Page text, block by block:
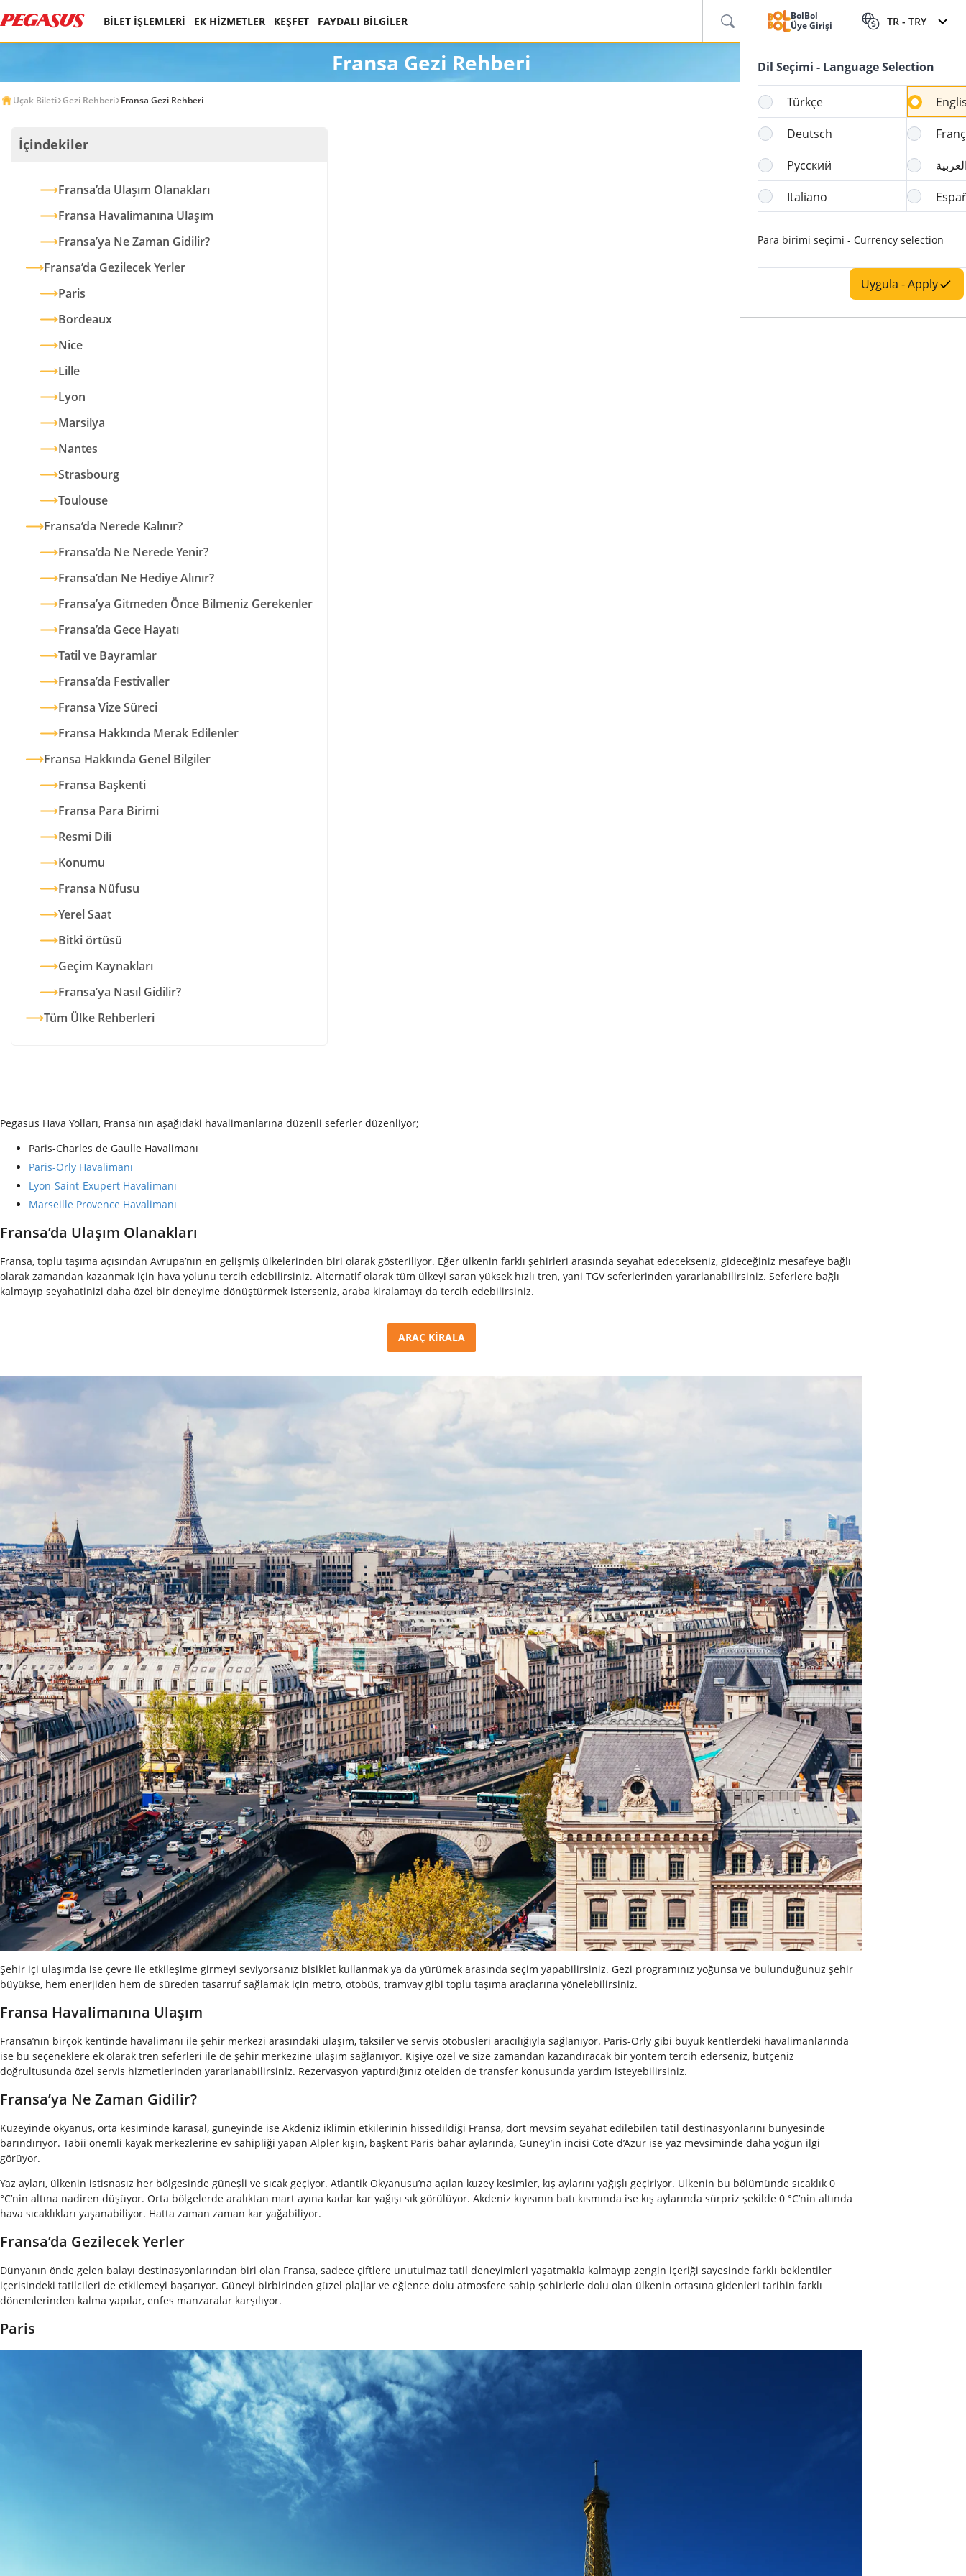
BİLET İŞLEMLERİ EK HİZMETLER KEŞFET FAYDALI BİLGİLER
BolBol
Üye Girişi
TR - TRY
Dil Seçimi - Language Selection
Türkçe
Deutsch
Русский
Italiano
Para birimi seçimi - Currency selection
Uygula - Apply
Fransa Gezi Rehberi
Uçak Bileti Gezi Rehberi Fransa Gezi Rehberi
İçindekiler
Fransa’da Ulaşım Olanakları
Fransa Havalimanına Ulaşım
Fransa’ya Ne Zaman Gidilir?
Fransa’da Gezilecek Yerler
Paris
Bordeaux
Nice
Lille
Lyon
Marsilya
Nantes
Strasbourg
Toulouse
Fransa’da Nerede Kalınır?
Fransa’da Ne Nerede Yenir?
Fransa’dan Ne Hediye Alınır?
Fransa’ya Gitmeden Önce Bilmeniz Gerekenler
Fransa’da Gece Hayatı
Tatil ve Bayramlar
Fransa’da Festivaller
Fransa Vize Süreci
Fransa Hakkında Merak Edilenler
Fransa Hakkında Genel Bilgiler
Fransa Başkenti
Fransa Para Birimi
Resmi Dili
Konumu
Fransa Nüfusu
Yerel Saat
Bitki örtüsü
Geçim Kaynakları
Fransa’ya Nasıl Gidilir?
Tüm Ülke Rehberleri
Pegasus Hava Yolları, Fransa'nın aşağıdaki havalimanlarına düzenli seferler düzenliyor;
Paris-Charles de Gaulle Havalimanı
Paris-Orly Havalimanı
Lyon-Saint-Exupert Havalimanı
Marseille Provence Havalimanı
Fransa’da Ulaşım Olanakları
Fransa, toplu taşıma açısından Avrupa’nın en gelişmiş ülkelerinden biri olarak gösteriliyor. Eğer ülkenin farklı şehirleri arasında seyahat edecekseniz, gideceğiniz mesafeye bağlı
olarak zamandan kazanmak için hava yolunu tercih edebilirsiniz. Alternatif olarak tüm ülkeyi saran yüksek hızlı tren, yani TGV seferlerinden yararlanabilirsiniz. Seferlere bağlı
kalmayıp seyahatinizi daha özel bir deneyime dönüştürmek isterseniz, araba kiralamayı da tercih edebilirsiniz.
ARAÇ KİRALA
Şehir içi ulaşımda ise çevre ile etkileşime girmeyi seviyorsanız bisiklet kullanmak ya da yürümek arasında seçim yapabilirsiniz. Gezi programınız yoğunsa ve bulunduğunuz şehir
büyükse, hem enerjiden hem de süreden tasarruf sağlamak için metro, otobüs, tramvay gibi toplu taşıma araçlarına yönelebilirsiniz.
Fransa Havalimanına Ulaşım
Fransa’nın birçok kentinde havalimanı ile şehir merkezi arasındaki ulaşım, taksiler ve servis otobüsleri aracılığıyla sağlanıyor. Paris-Orly gibi büyük kentlerdeki havalimanlarında
ise bu seçeneklere ek olarak tren seferleri ile de şehir merkezine ulaşım sağlanıyor. Kişiye özel ve size zamandan kazandıracak bir yöntem tercih ederseniz, bütçeniz
doğrultusunda özel servis hizmetlerinden yararlanabilirsiniz. Rezervasyon yaptırdığınız otelden de transfer konusunda yardım isteyebilirsiniz.
Fransa’ya Ne Zaman Gidilir?
Kuzeyinde okyanus, orta kesiminde karasal, güneyinde ise Akdeniz iklimin etkilerinin hissedildiği Fransa, dört mevsim seyahat edilebilen tatil destinasyonlarını bünyesinde
barındırıyor. Tabii önemli kayak merkezlerine ev sahipliği yapan Alpler kışın, başkent Paris bahar aylarında, Güney’in incisi Cote d’Azur ise yaz mevsiminde daha yoğun ilgi
görüyor.
Yaz ayları, ülkenin istisnasız her bölgesinde güneşli ve sıcak geçiyor. Atlantik Okyanusu’na açılan kuzey kesimler, kış aylarını yağışlı geçiriyor. Ülkenin bu bölümünde sıcaklık 0
°C’nin altına nadiren düşüyor. Orta bölgelerde aralıktan mart ayına kadar kar yağışı sık görülüyor. Akdeniz kıyısının batı kısmında ise kış aylarında sürpriz şekilde 0 °C’nin altında
hava sıcaklıkları yaşanabiliyor. Hatta zaman zaman kar yağabiliyor.
Fransa’da Gezilecek Yerler
Dünyanın önde gelen balayı destinasyonlarından biri olan Fransa, sadece çiftlere unutulmaz tatil deneyimleri yaşatmakla kalmayıp zengin içeriği sayesinde farklı beklentiler
içerisindeki tatilcileri de etkilemeyi başarıyor. Güneyi birbirinden güzel plajlar ve eğlence dolu atmosfere sahip şehirlerle dolu olan ülkenin ortasına gidenleri tarihin farklı
dönemlerinden kalma yapılar, enfes manzaralar karşılıyor.
Paris